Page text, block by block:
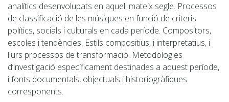
analítics desenvolupats en aquell mateix segle. Processos
de classificació de les músiques en funció de criteris
polítics, socials i culturals en cada període. Compositors,
escoles i tendències. Estils compositius, i interpretatius, i
llurs processos de transformació. Metodologies
d’investigació específicament destinades a aquest període,
i fonts documentals, objectuals i historiogràfiques
corresponents.